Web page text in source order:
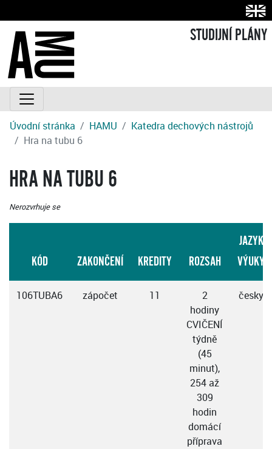
STUDIJNÍ PLÁNY
Úvodní stránka HAMU
Katedra dechových nástrojů
Hra na tubu 6
HRA NA TUBU 6
Nerozvrhuje se
KÓD ZAKONČENÍ KREDITY ROZSAH
JAZYK
VÝUKY
106TUBA6 zápočet 11
2
hodiny
CVIČENÍ
týdně
(45
minut),
254 až
309
hodin
domácí
příprava
česky